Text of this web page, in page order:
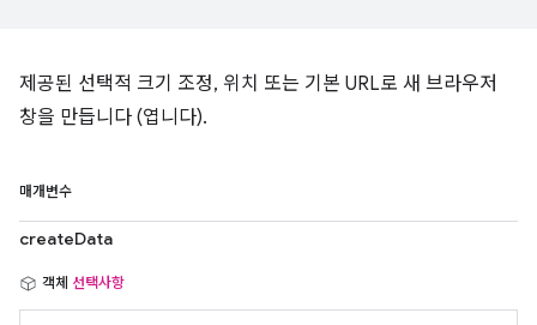
제공된 선택적 크기 조정, 위치 또는 기본 URL로 새 브라우저
창을 만듭니다 (엽니다).
매개변수
createData
객체 선택사항